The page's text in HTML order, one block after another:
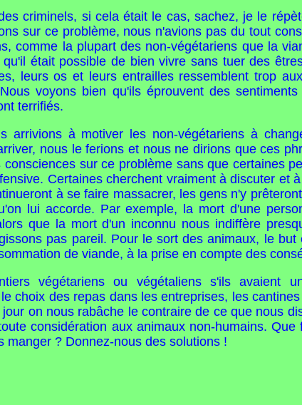
criminels, si cela était le cas, sachez, je le
sur ce problème, nous n'avions pas du tout
comme la plupart des non-végétariens que la
était possible de bien vivre sans tuer des
leurs os et leurs entrailles ressemblent trop
voyons bien qu'ils éprouvent des
terrifiés.
arrivions à motiver les non-végétariens à
nous le ferions et nous ne dirions que ces
sur ce problème sans que certaines
Certaines cherchent vraiment à discuter et
à se faire massacrer, les gens n'y
lui accorde. Par exemple, la mort d'une
que la mort d'un inconnu nous indiffère
pas pareil. Pour le sort des animaux, le
de viande, à la prise en compte des
végétariens ou végétaliens s'ils avaient
choix des repas dans les entreprises, les
on nous rabâche le contraire de ce que nous
considération aux animaux non-humains.
? Donnez-nous des solutions !